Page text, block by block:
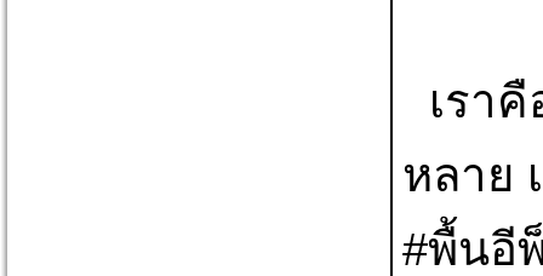
เรา
หลาย
#พื้นอี